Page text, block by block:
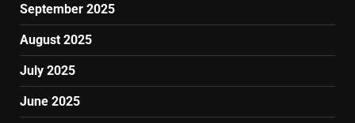
September 2025
August 2025
July 2025
June 2025